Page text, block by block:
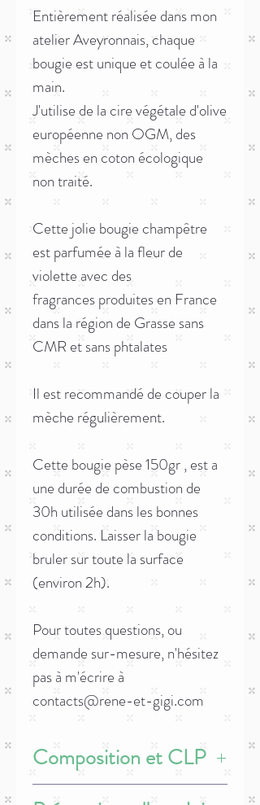
Entièrement réalisée dans mon
atelier Aveyronnais, chaque
bougie est unique et coulée à la
main.
J'utilise de la cire végétale d'olive
européenne non OGM, des
mèches en coton écologique
non traité.
Cette jolie bougie champêtre
est parfumée à la fleur de
violette avec des
fragrances produites en France
dans la région de Grasse sans
CMR et sans phtalates
Il est recommandé de couper la
mèche régulièrement.
Cette bougie pèse 150gr , est a
une durée de combustion de
30h utilisée dans les bonnes
conditions. Laisser la bougie
bruler sur toute la surface
(environ 2h).
Pour toutes questions, ou
demande sur-mesure, n'hésitez
pas à m'écrire à
contacts@rene-et-gigi.com
Composition et CLP